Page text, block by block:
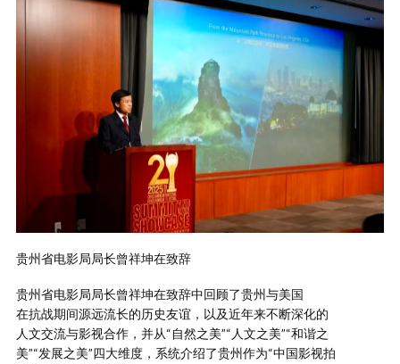
贵州省电影局局长曾祥坤在致辞
贵州省电影局局长曾祥坤在致辞中回顾了贵州与美国
在抗战期间源远流长的历史友谊，以及近年来不断深化的
人文交流与影视合作，并从“自然之美”“人文之美”“和谐之
美”“发展之美”四大维度，系统介绍了贵州作为“中国影视拍